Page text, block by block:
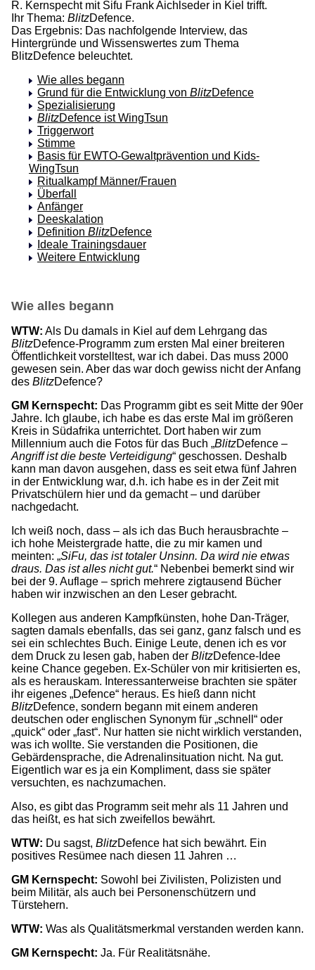
R. Kernspecht mit Sifu Frank Aichlseder in Kiel trifft.
Ihr Thema: BlitzDefence.
Das Ergebnis: Das nachfolgende Interview, das
Hintergründe und Wissenswertes zum Thema
BlitzDefence beleuchtet.
Wie alles begann
Grund für die Entwicklung von BlitzDefence
Spezialisierung
BlitzDefence ist WingTsun
Triggerwort
Stimme
Basis für EWTO-Gewaltprävention und Kids-
WingTsun
Ritualkampf Männer/Frauen
Überfall
Anfänger
Deeskalation
Definition BlitzDefence
Ideale Trainingsdauer
Weitere Entwicklung
Wie alles begann
WTW: Als Du damals in Kiel auf dem Lehrgang das
BlitzDefence-Programm zum ersten Mal einer breiteren
Öffentlichkeit vorstelltest, war ich dabei. Das muss 2000
gewesen sein. Aber das war doch gewiss nicht der Anfang
des BlitzDefence?
GM Kernspecht: Das Programm gibt es seit Mitte der 90er
Jahre. Ich glaube, ich habe es das erste Mal im größeren
Kreis in Südafrika unterrichtet. Dort haben wir zum
Millennium auch die Fotos für das Buch „BlitzDefence –
Angriff ist die beste Verteidigung“ geschossen. Deshalb
kann man davon ausgehen, dass es seit etwa fünf Jahren
in der Entwicklung war, d.h. ich habe es in der Zeit mit
Privatschülern hier und da gemacht – und darüber
nachgedacht.
Ich weiß noch, dass – als ich das Buch herausbrachte –
ich hohe Meistergrade hatte, die zu mir kamen und
meinten: „SiFu, das ist totaler Unsinn. Da wird nie etwas
draus. Das ist alles nicht gut.“ Nebenbei bemerkt sind wir
bei der 9. Auflage – sprich mehrere zigtausend Bücher
haben wir inzwischen an den Leser gebracht.
Kollegen aus anderen Kampfkünsten, hohe Dan-Träger,
sagten damals ebenfalls, das sei ganz, ganz falsch und es
sei ein schlechtes Buch. Einige Leute, denen ich es vor
dem Druck zu lesen gab, haben der BlitzDefence-Idee
keine Chance gegeben. Ex-Schüler von mir kritisierten es,
als es herauskam. Interessanterweise brachten sie später
ihr eigenes „Defence“ heraus. Es hieß dann nicht
BlitzDefence, sondern begann mit einem anderen
deutschen oder englischen Synonym für „schnell“ oder
„quick“ oder „fast“. Nur hatten sie nicht wirklich verstanden,
was ich wollte. Sie verstanden die Positionen, die
Gebärdensprache, die Adrenalinsituation nicht. Na gut.
Eigentlich war es ja ein Kompliment, dass sie später
versuchten, es nachzumachen.
Also, es gibt das Programm seit mehr als 11 Jahren und
das heißt, es hat sich zweifellos bewährt.
WTW: Du sagst, BlitzDefence hat sich bewährt. Ein
positives Resümee nach diesen 11 Jahren …
GM Kernspecht: Sowohl bei Zivilisten, Polizisten und
beim Militär, als auch bei Personenschützern und
Türstehern.
WTW: Was als Qualitätsmerkmal verstanden werden kann.
GM Kernspecht: Ja. Für Realitätsnähe.